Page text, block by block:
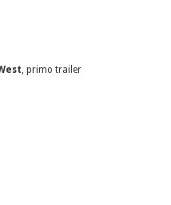
, primo trailer